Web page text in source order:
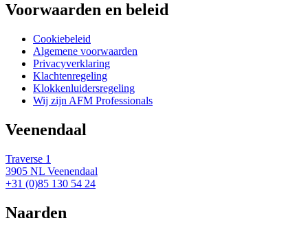
Voorwaarden en beleid
Cookiebeleid
Algemene voorwaarden
Privacyverklaring
Klachtenregeling
Klokkenluidersregeling
Wij zijn AFM Professionals
Veenendaal
Traverse 1
3905 NL Veenendaal
+31 (0)85 130 54 24
Naarden